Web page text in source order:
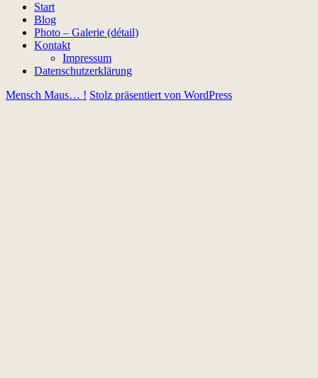
Start
Blog
Photo – Galerie (détail)
Kontakt
Impressum
Datenschutzerklärung
Mensch Maus… ! Stolz präsentiert von WordPress